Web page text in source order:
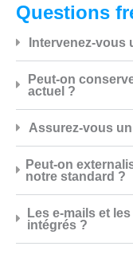
Questions
Intervenez-vous
Peut-on
actuel ?
Assurez-vous
Peut-on
notre standard ?
Les e-mails et
intégrés ?